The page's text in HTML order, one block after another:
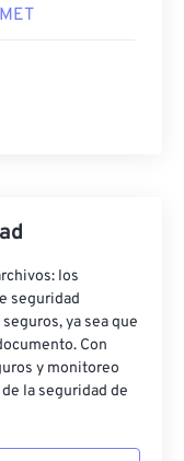
los
seguridad
ya sea que
Con
y monitoreo
la seguridad de